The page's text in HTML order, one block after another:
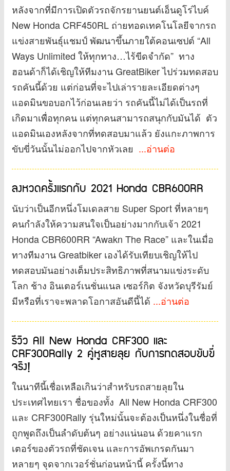
หลังจากที่มีการเปิดตัวรถจักรยานยนต์เอ็นดูโร่ไบค์
New Honda CRF450RL ถ่ายทอดเทคโนโลยีจากรถ
แข่งสายพันธุ์แชมป์ พัฒนาขึ้นภายใต้คอนเซปต์ “All
Ways Unlimited ให้ทุกทาง…ไร้ขีดจำกัด” ทาง
ฮอนด้าก็ได้เชิญให้ทีมงาน GreatBiker ไปร่วมทดสอบ
รถคันนี้ด้วย แต่ก่อนที่จะไปเล่ารายละเอียดต่างๆ
แอดมินขอบอกไว้ก่อนเลยว่า รถคันนี้ไม่ได้เป็นรถที่
เกิดมาเพื่อทุกคน แต่ทุกคนสามารถสนุกกับมันได้ ตัว
แอดมินเองหลังจากที่ทดสอบมาแล้ว ยังแกะภาพการ
ขับขี่วันนั้นไม่ออกไปจากหัวเลย ...อ่านต่อ
ลงหวดครั้งแรกกับ 2021 Honda CBR600RR
นับว่าเป็นอีกหนึ่งโมเดลสาย Super Sport ที่หลายๆ
คนกำลังให้ความสนใจเป็นอย่างมากกับเจ้า 2021
Honda CBR600RR “Awakn The Race” และในเมื่อ
ทางทีมงาน Greatbiker เองได้รับเทียบเชิญให้ไป
ทดสอบมันอย่างเต็มประสิทธิภาพที่สนามแข่งระดับ
โลก ช้าง อินเตอร์เนชั่นแนล เซอร์กิต จังหวัดบุรีรัมย์
มีหรือที่เราจะพลาดโอกาสอันดีนี้ได้ ...อ่านต่อ
รีวิว All New Honda CRF300 และ
CRF300Rally 2 คู่หูสายลุย กับการทดสอบขับขี่
จริง!
ในนาทีนี้เชื่อเหลือเกินว่าสำหรับรถสายลุยใน
ประเทศไทยเรา ชื่อของทั้ง All New Honda CRF300
และ CRF300Rally รุ่นใหม่นั้นจะต้องเป็นหนึ่งในชื่อที่
ถูกพูดถึงเป็นลำดับต้นๆ อย่างแน่นอน ด้วยคาแรก
เตอร์ของตัวรถที่ชัดเจน และการอัพเกรดกันมา
หลายๆ จุดจากเวอร์ชั่นก่อนหน้านี้ ครั้งนี้ทาง